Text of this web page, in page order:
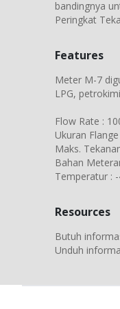
bandingnya
Peringkat
Features
Meter M-7
LPG,
Flow Rate :
Ukuran
Maks.
Bahan
Temperatur :
Resources
Butuh
Unduh